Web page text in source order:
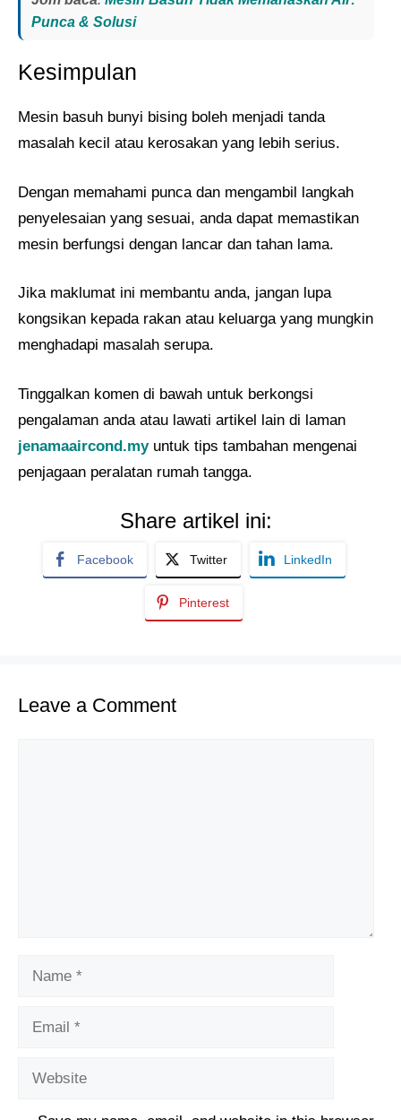
Punca & Solusi
Kesimpulan
Mesin basuh bunyi bising boleh menjadi tanda
masalah kecil atau kerosakan yang lebih serius.
Dengan memahami punca dan mengambil langkah
penyelesaian yang sesuai, anda dapat memastikan
mesin berfungsi dengan lancar dan tahan lama.
Jika maklumat ini membantu anda, jangan lupa
kongsikan kepada rakan atau keluarga yang mungkin
menghadapi masalah serupa.
Tinggalkan komen di bawah untuk berkongsi
pengalaman anda atau lawati artikel lain di laman
jenamaaircond.myuntuk tips tambahan mengenai
penjagaan peralatan rumah tangga.
Share artikel ini:
Facebook Twitter LinkedIn
Pinterest
Leave a Comment
Name
Email
Website